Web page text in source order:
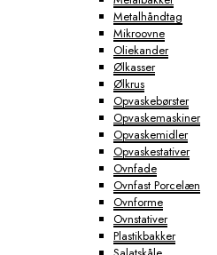
Metalhåndtag
Mikroovne
Oliekander
Ølkasser
Ølkrus
Opvaskebørster
Opvaskemaskiner
Opvaskemidler
Opvaskestativer
Ovnfade
Ovnfast Porcelæn
Ovnforme
Ovnstativer
Plastikbakker